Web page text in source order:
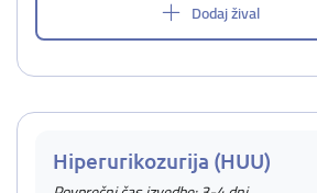
Dodaj žival
Hiperurikozurija (HUU)